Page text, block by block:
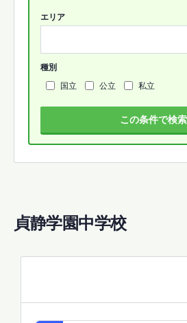
貞静学園中学校
エリア
種別
国立
公立 私立
この条件で検索